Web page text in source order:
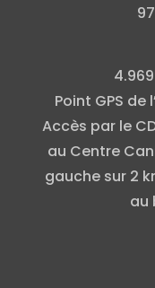
Point GPS de
Accès par le
au Centre
gauche sur 2
au